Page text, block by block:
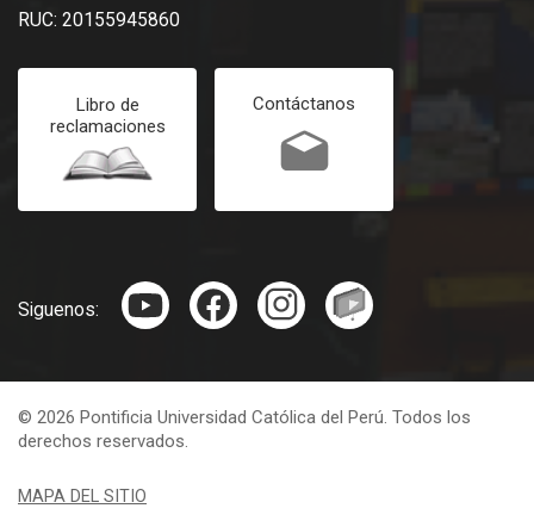
RUC: 20155945860
Libro de
reclamaciones
Contáctanos
Siguenos:
© 2026 Pontificia Universidad Católica del Perú. Todos los
derechos reservados.
MAPA DEL SITIO